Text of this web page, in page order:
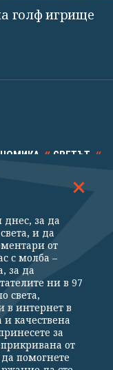
голф игрище
СВЕТЪТ
КАЛЕЙДОСКОП
За Клуб Z
ни
днес, за да
и да
от
с молба –
за да
ни в 97
света,
в интернет в
качествена
за
от
помогнете